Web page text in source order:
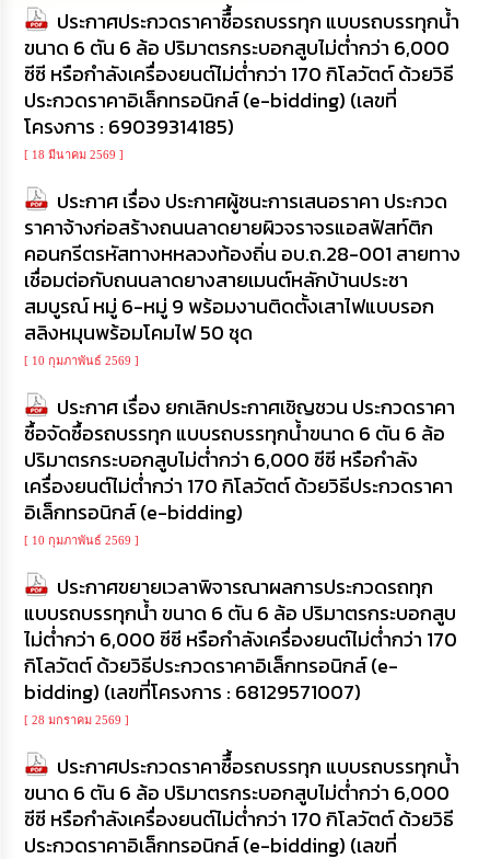
การ
ดำเนิน
การ
เพื่อ
ป้องกัน
การ
ทุจริต
มาตรการ
ส่ง
เสริม
คุณธรรม
และ
ความ
โปร่งใส
ร้อง
เรียน
ร้อง
ทุกข์
e-
Service
สภา
กิจการ
สภา
ท้อง
ถิ่น
ของ
เรา
การ
จัดการ
ประกาศประกวดราคาซืื้อรถบรรทุก แบบรถบรรทุกน้ำ
ขนาด 6 ตัน 6 ล้อ ปริมาตรกระบอกสูบไม่ต่ำกว่า 6,000
ซีซี หรือกำลังเครื่องยนต์ไม่ต่ำกว่า 170 กิโลวัตต์ ด้วยวิธี
ประกวดราคาอิเล็กทรอนิกส์ (e-bidding) (เลขที่
โครงการ : 69039314185)
[ 18 มีนาคม 2569 ]
ประกาศ เรื่อง ประกาศผู้ชนะการเสนอราคา ประกวด
ราคาจ้างก่อสร้างถนนลาดยายผิวจราจรแอสฟัสท์ติก
คอนกรีตรหัสทางหหลวงท้องถิ่น อบ.ถ.28-001 สายทาง
เชื่อมต่อกับถนนลาดยางสายเมนต์หลักบ้านประชา
สมบูรณ์ หมู่ 6-หมู่ 9 พร้อมงานติดตั้งเสาไฟแบบรอก
สลิงหมุนพร้อมโคมไฟ 50 ชุด
[ 10 กุมภาพันธ์ 2569 ]
ประกาศ เรื่อง ยกเลิกประกาศเชิญชวน ประกวดราคา
ซื้อจัดซื้อรถบรรทุก แบบรถบรรทุกน้ำขนาด 6 ตัน 6 ล้อ
ปริมาตรกระบอกสูบไม่ต่ำกว่า 6,000 ซีซี หรือกำลัง
เครื่องยนต์ไม่ต่ำกว่า 170 กิโลวัตต์ ด้วยวิธีประกวดราคา
อิเล็กทรอนิกส์ (e-bidding)
[ 10 กุมภาพันธ์ 2569 ]
ประกาศขยายเวลาพิจารณาผลการประกวดรถทุก
แบบรถบรรทุกน้ำ ขนาด 6 ตัน 6 ล้อ ปริมาตรกระบอกสูบ
ไม่ต่ำกว่า 6,000 ซีซี หรือกำลังเครื่องยนต์ไม่ต่ำกว่า 170
กิโลวัตต์ ด้วยวิธีประกวดราคาอิเล็กทรอนิกส์ (e-
bidding) (เลขที่โครงการ : 68129571007)
[ 28 มกราคม 2569 ]
ประกาศประกวดราคาซืื้อรถบรรทุก แบบรถบรรทุกน้ำ
ขนาด 6 ตัน 6 ล้อ ปริมาตรกระบอกสูบไม่ต่ำกว่า 6,000
ซีซี หรือกำลังเครื่องยนต์ไม่ต่ำกว่า 170 กิโลวัตต์ ด้วยวิธี
ประกวดราคาอิเล็กทรอนิกส์ (e-bidding) (เลขที่